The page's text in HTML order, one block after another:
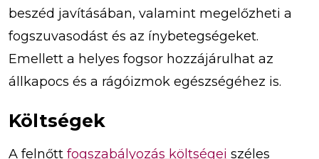
beszéd javításában, valamint megelőzheti a
fogszuvasodást és az ínybetegségeket.
Emellett a helyes fogsor hozzájárulhat az
állkapocs és a rágóizmok egészségéhez is.
Költségek
A felnőtt fogszabályozás költségei széles